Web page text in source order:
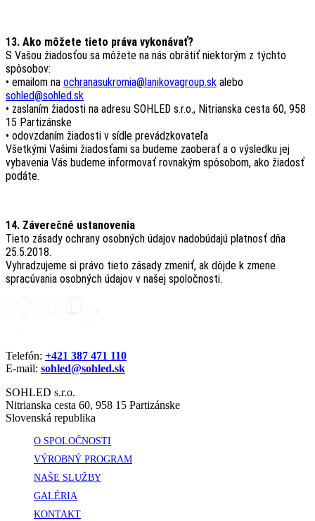
13. Ako môžete tieto práva vykonávať?
S Vašou žiadosťou sa môžete na nás obrátiť niektorým z týchto
spôsobov:
• emailom na ochranasukromia@lanikovagroup.sk alebo
sohled@sohled.sk
• zaslaním žiadosti na adresu SOHLED s.r.o., Nitrianska cesta 60, 958
15 Partizánske
• odovzdaním žiadosti v sídle prevádzkovateľa
Všetkými Vašimi žiadosťami sa budeme zaoberať a o výsledku jej
vybavenia Vás budeme informovať rovnakým spôsobom, ako žiadosť
podáte.
14. Záverečné ustanovenia
Tieto zásady ochrany osobných údajov nadobúdajú platnosť dňa
25.5.2018.
Vyhradzujeme si právo tieto zásady zmeniť, ak dôjde k zmene
spracúvania osobných údajov v našej spoločnosti.
Telefón: +421 387 471 110
E-mail: sohled@sohled.sk
SOHLED s.r.o.
Nitrianska cesta 60, 958 15 Partizánske
Slovenská republika
O SPOLOČNOSTI
VÝROBNÝ PROGRAM
NAŠE SLUŽBY
GALÉRIA
KONTAKT